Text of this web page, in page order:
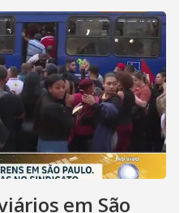
em São